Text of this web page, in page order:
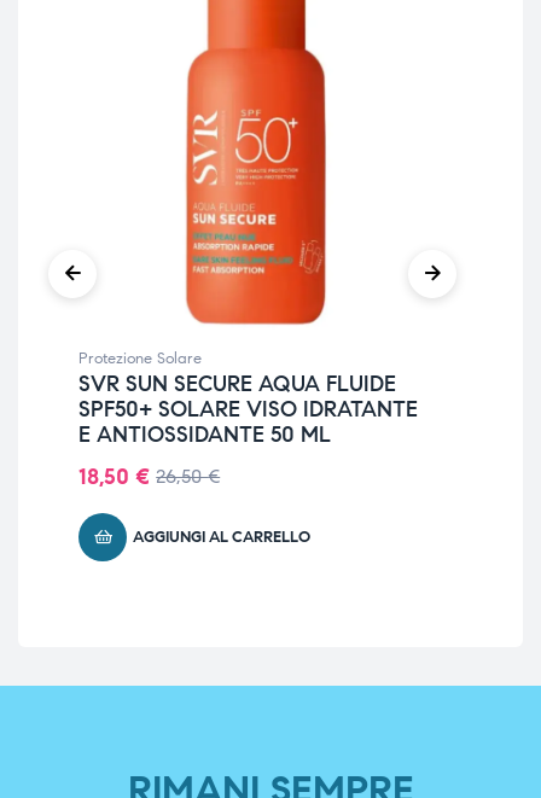
Protezione Solare
SVR SUN SECURE AQUA FLUIDE
SPF50+ SOLARE VISO IDRATANTE
E ANTIOSSIDANTE 50 ML
26,50€
18,50 €
AGGIUNGI AL CARRELLO